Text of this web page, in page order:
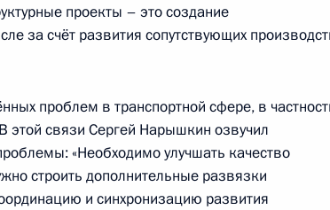
2 перечня поручений,
приёмной Президента
проекты – это создание
за счёт развития сопутствующих
проблем в транспортной сфере, в
этой связи Сергей Нарышкин озвучил
«Необходимо улучшать качество
строить дополнительные развязки
и синхронизацию развития